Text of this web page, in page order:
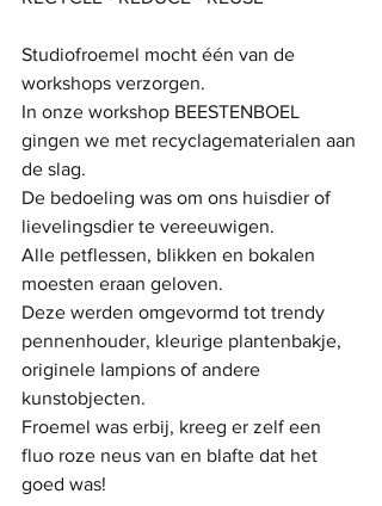
Studiofroemel mocht één van de
workshops verzorgen.
In onze workshop BEESTENBOEL
gingen we met recyclagematerialen aan
de slag.
De bedoeling was om ons huisdier of
lievelingsdier te vereeuwigen.
Alle petflessen, blikken en bokalen
moesten eraan geloven.
Deze werden omgevormd tot trendy
pennenhouder, kleurige plantenbakje,
originele lampions of andere
kunstobjecten.
Froemel was erbij, kreeg er zelf een
fluo roze neus van en blafte dat het
goed was!